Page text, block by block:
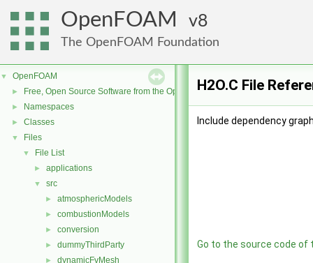
OpenFOAM 8
The OpenFOAM Foundation
▼ OpenFOAM
► Free, Open Source Software from the OpenFOAM Foundation
► Namespaces
► Classes
▼ Files
▼ File List
► applications
▼ src
► atmosphericModels
► combustionModels
► conversion
► dummyThirdParty
► dynamicFvMesh
H2O.C File
Include dependency
Go to the source code of